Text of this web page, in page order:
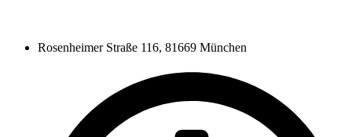
Rosenheimer Straße 116, 81669 München